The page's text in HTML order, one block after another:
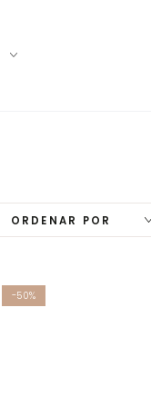
ORDENAR POR
-50%